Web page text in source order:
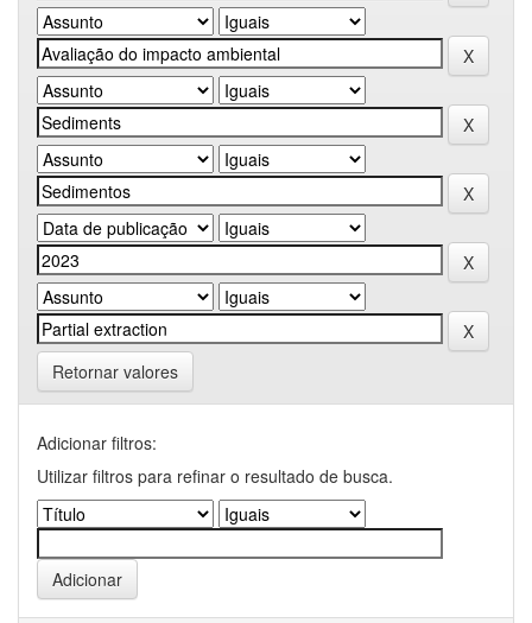
Retornar valores
Adicionar filtros:
Utilizar filtros para refinar o resultado de busca.